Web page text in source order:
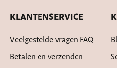
KLANTENSERVICE
Veelgestelde vragen FAQ
Betalen en verzenden